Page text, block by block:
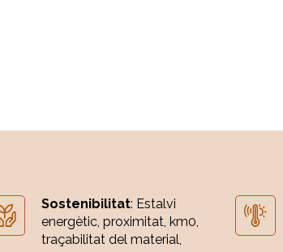
Sostenibilitat: Estalvi
energètic, proximitat, km0,
traçabilitat del material,